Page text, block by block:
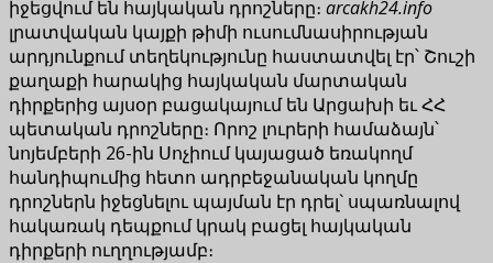
իջեցվում են հայկական դրոշները։ arcakh24.info
լրատվական կայքի թիմի ուսումնասիրության
արդյունքում տեղեկությունը հաստատվել էր՝ Շուշի
քաղաքի հարակից հայկական մարտական
դիրքերից այսօր բացակայում են Արցախի եւ ՀՀ
պետական դրոշները։ Որոշ լուրերի համաձայն՝
նոյեմբերի 26-ին Սոչիում կայացած եռակողմ
հանդիպումից հետո ադրբեջանական կողմը
դրոշներն իջեցնելու պայման էր դրել` սպառնալով
հակառակ դեպքում կրակ բացել հայկական
դիրքերի ուղղությամբ։